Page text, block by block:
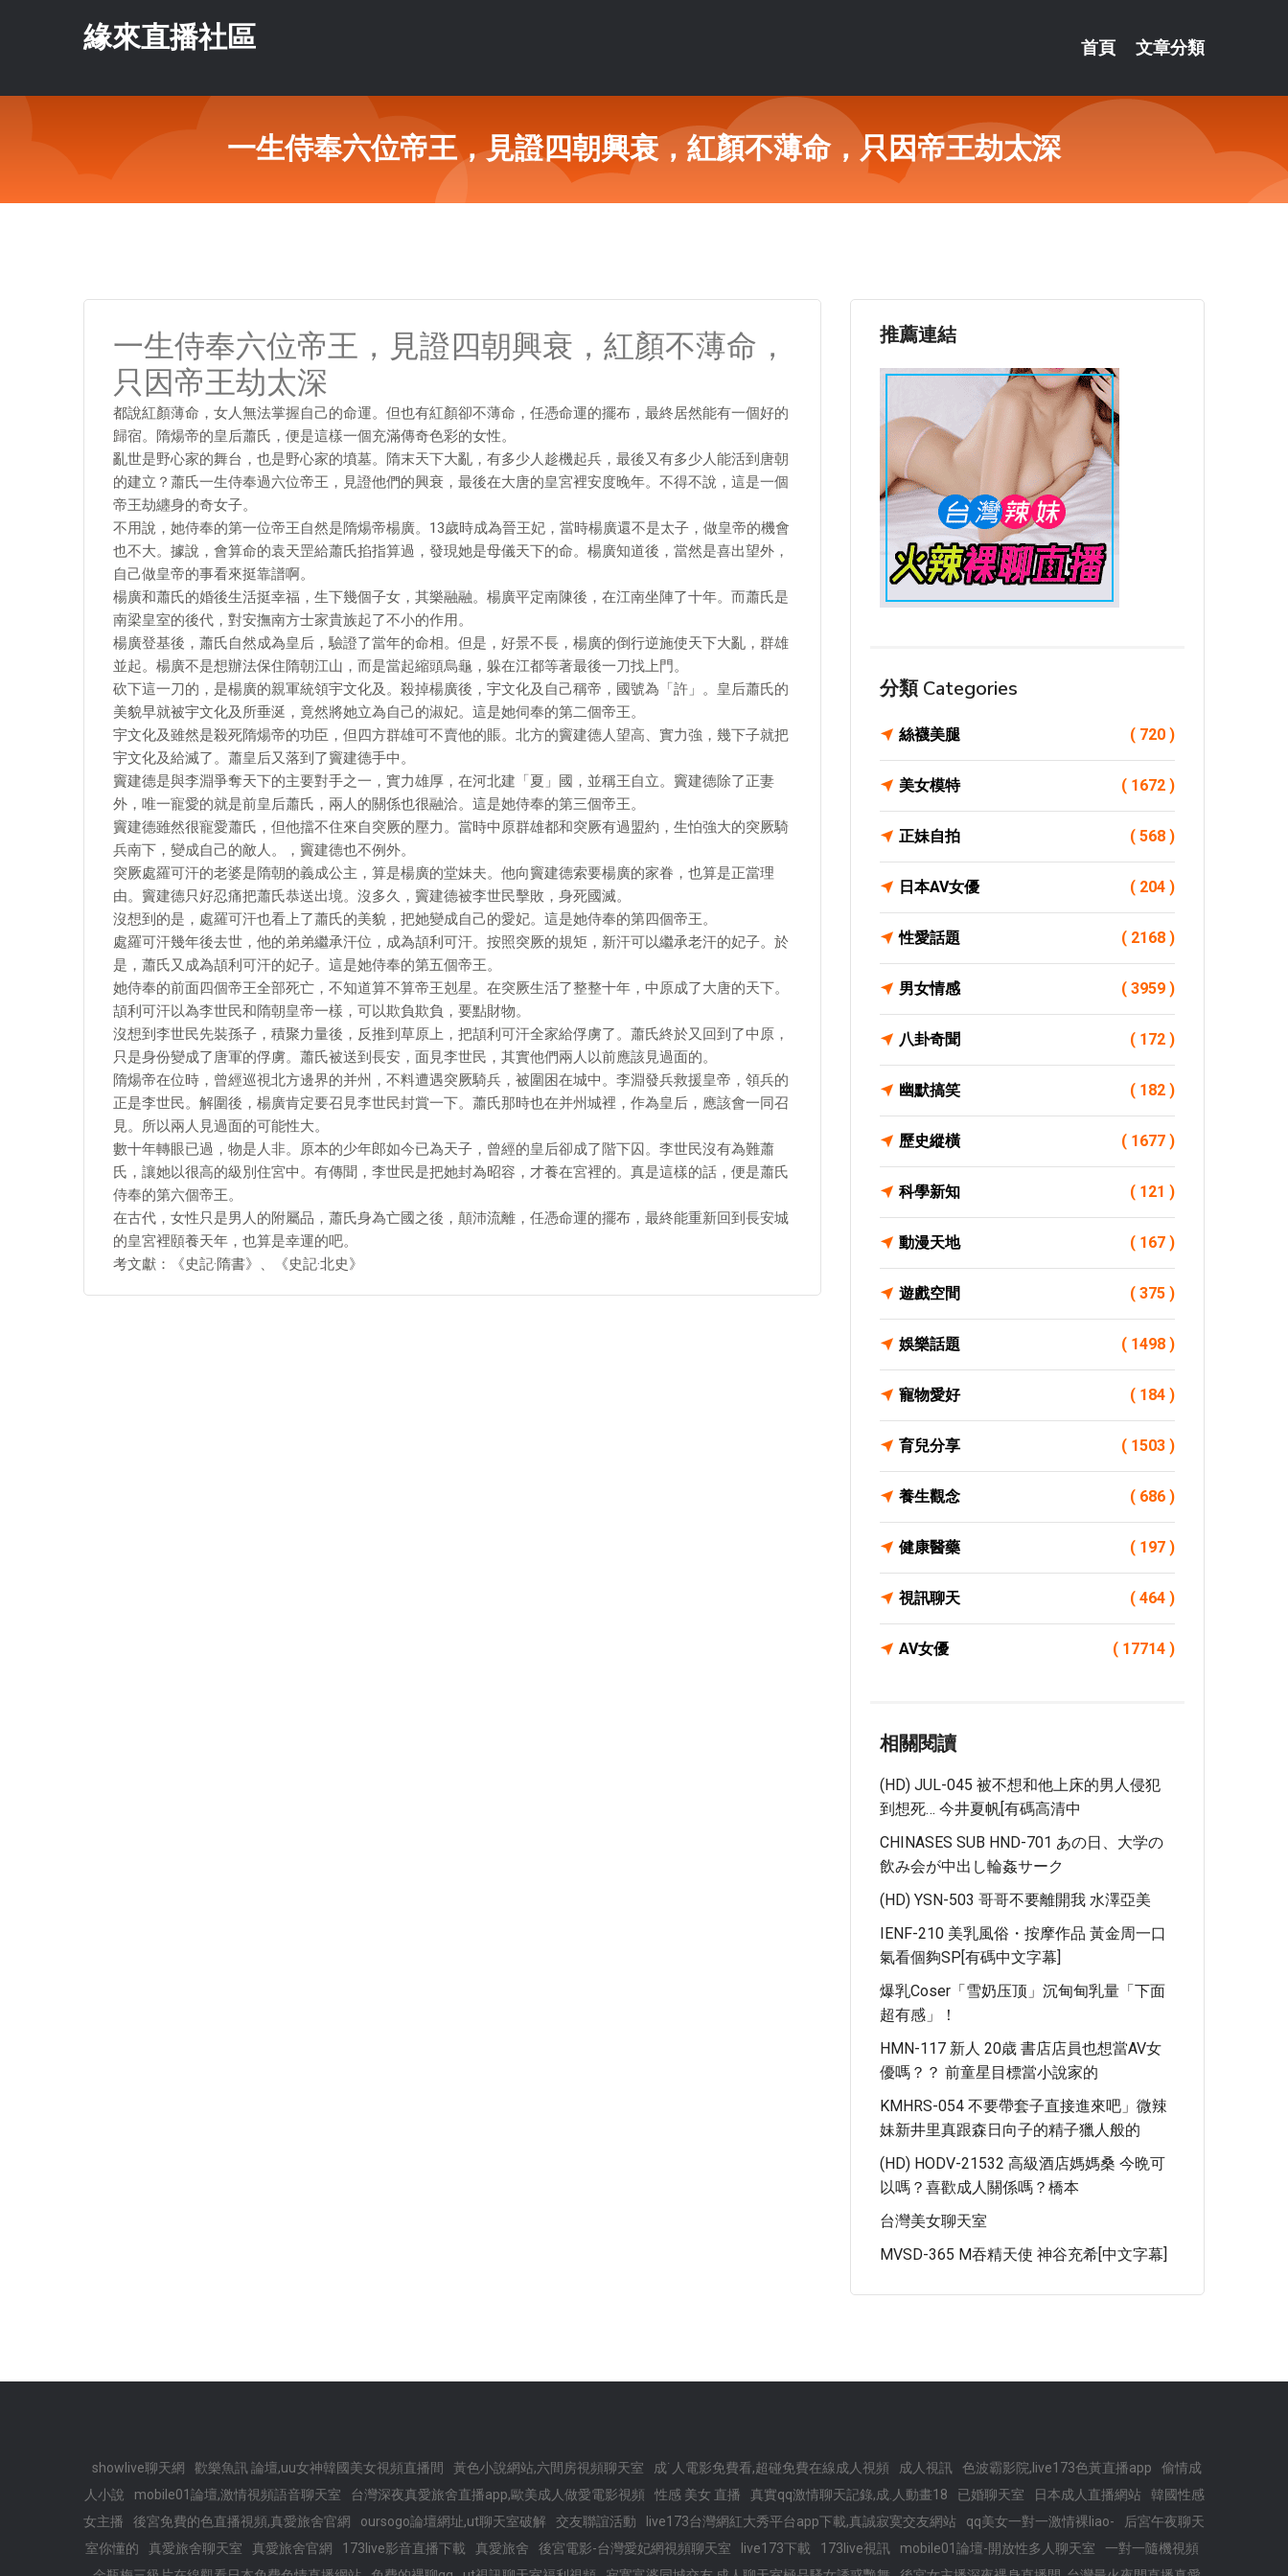
緣來直播社區 首頁 文章分類
一生侍奉六位帝王，見證四朝興衰，紅顏不薄命，只因帝王劫太深
一生侍奉六位帝王，見證四朝興衰，紅顏不薄命，
只因帝王劫太深
都說紅顏薄命，女人無法掌握自己的命運。但也有紅顏卻不薄命，任憑命運的擺布，最終居然能有一個好的
歸宿。隋煬帝的皇后蕭氏，便是這樣一個充滿傳奇色彩的女性。
亂世是野心家的舞台，也是野心家的墳墓。隋末天下大亂，有多少人趁機起兵，最後又有多少人能活到唐朝
的建立？蕭氏一生侍奉過六位帝王，見證他們的興衰，最後在大唐的皇宮裡安度晚年。不得不說，這是一個
帝王劫纏身的奇女子。
不用說，她侍奉的第一位帝王自然是隋煬帝楊廣。13歲時成為晉王妃，當時楊廣還不是太子，做皇帝的機會
也不大。據說，會算命的袁天罡給蕭氏掐指算過，發現她是母儀天下的命。楊廣知道後，當然是喜出望外，
自己做皇帝的事看來挺靠譜啊。
楊廣和蕭氏的婚後生活挺幸福，生下幾個子女，其樂融融。楊廣平定南陳後，在江南坐陣了十年。而蕭氏是
南梁皇室的後代，對安撫南方士家貴族起了不小的作用。
楊廣登基後，蕭氏自然成為皇后，驗證了當年的命相。但是，好景不長，楊廣的倒行逆施使天下大亂，群雄
並起。楊廣不是想辦法保住隋朝江山，而是當起縮頭烏龜，躲在江都等著最後一刀找上門。
砍下這一刀的，是楊廣的親軍統領宇文化及。殺掉楊廣後，宇文化及自己稱帝，國號為「許」。皇后蕭氏的
美貌早就被宇文化及所垂涎，竟然將她立為自己的淑妃。這是她伺奉的第二個帝王。
宇文化及雖然是殺死隋煬帝的功臣，但四方群雄可不賣他的賬。北方的竇建德人望高、實力強，幾下子就把
宇文化及給滅了。蕭皇后又落到了竇建德手中。
竇建德是與李淵爭奪天下的主要對手之一，實力雄厚，在河北建「夏」國，並稱王自立。竇建德除了正妻
外，唯一寵愛的就是前皇后蕭氏，兩人的關係也很融洽。這是她侍奉的第三個帝王。
竇建德雖然很寵愛蕭氏，但他擋不住來自突厥的壓力。當時中原群雄都和突厥有過盟約，生怕強大的突厥騎
兵南下，變成自己的敵人。，竇建德也不例外。
突厥處羅可汗的老婆是隋朝的義成公主，算是楊廣的堂妹夫。他向竇建德索要楊廣的家眷，也算是正當理
由。竇建德只好忍痛把蕭氏恭送出境。沒多久，竇建德被李世民擊敗，身死國滅。
沒想到的是，處羅可汗也看上了蕭氏的美貌，把她變成自己的愛妃。這是她侍奉的第四個帝王。
處羅可汗幾年後去世，他的弟弟繼承汗位，成為頡利可汗。按照突厥的規矩，新汗可以繼承老汗的妃子。於
是，蕭氏又成為頡利可汗的妃子。這是她侍奉的第五個帝王。
她侍奉的前面四個帝王全部死亡，不知道算不算帝王剋星。在突厥生活了整整十年，中原成了大唐的天下。
頡利可汗以為李世民和隋朝皇帝一樣，可以欺負欺負，要點財物。
沒想到李世民先裝孫子，積聚力量後，反推到草原上，把頡利可汗全家給俘虜了。蕭氏終於又回到了中原，
只是身份變成了唐軍的俘虜。蕭氏被送到長安，面見李世民，其實他們兩人以前應該見過面的。
隋煬帝在位時，曾經巡視北方邊界的并州，不料遭遇突厥騎兵，被圍困在城中。李淵發兵救援皇帝，領兵的
正是李世民。解圍後，楊廣肯定要召見李世民封賞一下。蕭氏那時也在并州城裡，作為皇后，應該會一同召
見。所以兩人見過面的可能性大。
數十年轉眼已過，物是人非。原本的少年郎如今已為天子，曾經的皇后卻成了階下囚。李世民沒有為難蕭
氏，讓她以很高的級別住宮中。有傳聞，李世民是把她封為昭容，才養在宮裡的。真是這樣的話，便是蕭氏
侍奉的第六個帝王。
在古代，女性只是男人的附屬品，蕭氏身為亡國之後，顛沛流離，任憑命運的擺布，最終能重新回到長安城
的皇宮裡頤養天年，也算是幸運的吧。
考文獻：《史記·隋書》、《史記·北史》
推薦連結
分類 Categories
絲襪美腿 ( 720 )
美女模特 ( 1672 )
正妹自拍 ( 568 )
日本AV女優 ( 204 )
性愛話題 ( 2168 )
男女情感 ( 3959 )
八卦奇聞 ( 172 )
幽默搞笑 ( 182 )
歷史縱橫 ( 1677 )
科學新知 ( 121 )
動漫天地 ( 167 )
遊戲空間 ( 375 )
娛樂話題 ( 1498 )
寵物愛好 ( 184 )
育兒分享 ( 1503 )
養生觀念 ( 686 )
健康醫藥 ( 197 )
視訊聊天 ( 464 )
AV女優 ( 17714 )
相關閱讀
(HD) JUL-045 被不想和他上床的男人侵犯
到想死… 今井夏帆[有碼高清中
CHINASES SUB HND-701 あの日、大学の
飲み会が中出し輪姦サーク
(HD) YSN-503 哥哥不要離開我 水澤亞美
IENF-210 美乳風俗・按摩作品 黃金周一口
氣看個夠SP[有碼中文字幕]
爆乳coser「雪奶压顶」沉甸甸乳量「下面
超有感」！
HMN-117 新人 20歳 書店店員也想當AV女
優嗎？？ 前童星目標當小說家的
KMHRS-054 不要帶套子直接進來吧」微辣
妹新井里真跟森日向子的精子獵人般的
(HD) HODV-21532 高級酒店媽媽桑 今晩可
以嗎？喜歡成人關係嗎？橋本
台灣美女聊天室
MVSD-365 M吞精天使 神谷充希[中文字幕]
showlive聊天網 歡樂魚訊 論壇,uu女神韓國美女視頻直播間 黃色小說網站,六間房視頻聊天室 成˙人電影免費看,超碰免費在線成人視頻 成人視訊 色波霸影院,live173色黃直播app
偷情成
人小說
mobile01論壇,激情視頻語音聊天室 台灣深夜真愛旅舍直播app,歐美成人做愛電影視頻 性感 美女 直播 真實qq激情聊天記錄,成.人動畫18 已婚聊天室 日本成人直播網站
韓國性感
女主播
後宮免費的色直播視頻,真愛旅舍官網 oursogo論壇網址,ut聊天室破解 交友聯誼活動 live173台灣網紅大秀平台app下載,真誠寂寞交友網站 qq美女一對一激情裸liao-
后宮午夜聊天
室你懂的
真愛旅舍聊天室 真愛旅舍官網 173live影音直播下載 真愛旅舍 後宮電影-台灣愛妃網視頻聊天室 live173下載 173live視訊 mobile01論壇-開放性多人聊天室
一對一隨機視頻